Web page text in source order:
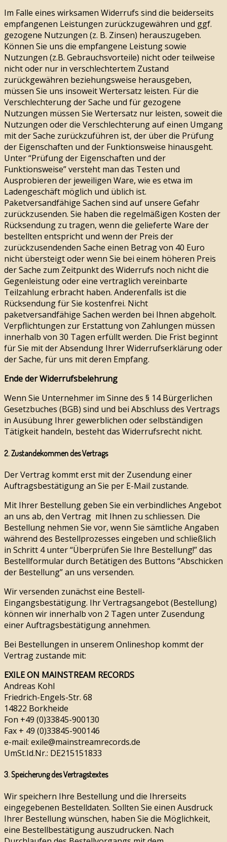
Im Falle eines wirksamen Widerrufs sind die beiderseits
empfangenen Leistungen zurückzugewähren und ggf.
gezogene Nutzungen (z. B. Zinsen) herauszugeben.
Können Sie uns die empfangene Leistung sowie
Nutzungen (z.B. Gebrauchsvorteile) nicht oder teilweise
nicht oder nur in verschlechtertem Zustand
zurückgewähren beziehungsweise herausgeben,
müssen Sie uns insoweit Wertersatz leisten. Für die
Verschlechterung der Sache und für gezogene
Nutzungen müssen Sie Wertersatz nur leisten, soweit die
Nutzungen oder die Verschlechterung auf einen Umgang
mit der Sache zurückzuführen ist, der über die Prüfung
der Eigenschaften und der Funktionsweise hinausgeht.
Unter “Prüfung der Eigenschaften und der
Funktionsweise” versteht man das Testen und
Ausprobieren der jeweiligen Ware, wie es etwa im
Ladengeschäft möglich und üblich ist.
Paketversandfähige Sachen sind auf unsere Gefahr
zurückzusenden. Sie haben die regelmäßigen Kosten der
Rücksendung zu tragen, wenn die gelieferte Ware der
bestellten entspricht und wenn der Preis der
zurückzusendenden Sache einen Betrag von 40 Euro
nicht übersteigt oder wenn Sie bei einem höheren Preis
der Sache zum Zeitpunkt des Widerrufs noch nicht die
Gegenleistung oder eine vertraglich vereinbarte
Teilzahlung erbracht haben. Anderenfalls ist die
Rücksendung für Sie kostenfrei. Nicht
paketversandfähige Sachen werden bei Ihnen abgeholt.
Verpflichtungen zur Erstattung von Zahlungen müssen
innerhalb von 30 Tagen erfüllt werden. Die Frist beginnt
für Sie mit der Absendung Ihrer Widerrufserklärung oder
der Sache, für uns mit deren Empfang.
Ende der Widerrufsbelehrung
Wenn Sie Unternehmer im Sinne des § 14 Bürgerlichen
Gesetzbuches (BGB) sind und bei Abschluss des Vertrags
in Ausübung Ihrer gewerblichen oder selbständigen
Tätigkeit handeln, besteht das Widerrufsrecht nicht.
2. Zustandekommen des Vertrags
Der Vertrag kommt erst mit der Zusendung einer
Auftragsbestätigung an Sie per E-Mail zustande.
Mit Ihrer Bestellung geben Sie ein verbindliches Angebot
an uns ab, den Vertrag mit Ihnen zu schliessen. Die
Bestellung nehmen Sie vor, wenn Sie sämtliche Angaben
während des Bestellprozesses eingeben und schließlich
in Schritt 4 unter “Überprüfen Sie Ihre Bestellung!” das
Bestellformular durch Betätigen des Buttons “Abschicken
der Bestellung” an uns versenden.
Wir versenden zunächst eine Bestell-
Eingangsbestätigung. Ihr Vertragsangebot (Bestellung)
können wir innerhalb von 2 Tagen unter Zusendung
einer Auftragsbestätigung annehmen.
Bei Bestellungen in unserem Onlineshop kommt der
Vertrag zustande mit:
EXILE ON MAINSTREAM RECORDS
Andreas Kohl
Friedrich-Engels-Str. 68
14822 Borkheide
Fon +49 (0)33845-900130
Fax + 49 (0)33845-900146
e-mail: exile@mainstreamrecords.de
UmSt.Id.Nr.: DE215151833
3. Speicherung des Vertragstextes
Wir speichern Ihre Bestellung und die Ihrerseits
eingegebenen Bestelldaten. Sollten Sie einen Ausdruck
Ihrer Bestellung wünschen, haben Sie die Möglichkeit,
eine Bestellbestätigung auszudrucken. Nach